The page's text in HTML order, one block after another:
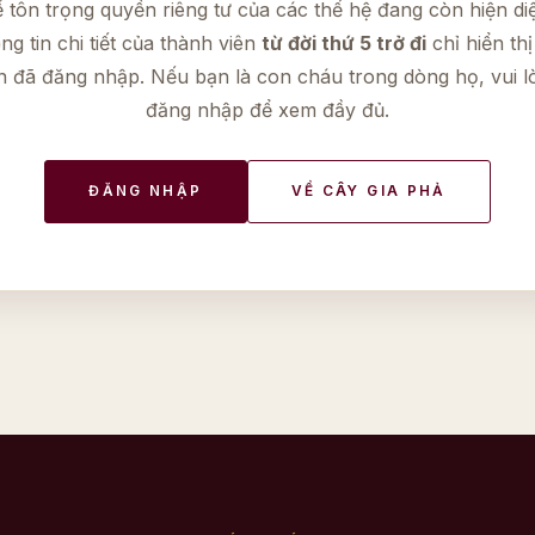
tôn trọng quyền riêng tư của các thế hệ đang còn hiện
tin chi tiết của thành viên từ đời thứ 5 trở đichỉ hiển thị
đã đăng nhập. Nếu bạn là con cháu trong dòng họ, vui
đăng nhập để xem đầy đủ.
ĐĂNG NHẬP VỀ CÂY GIA PHẢ